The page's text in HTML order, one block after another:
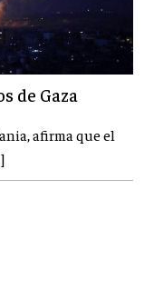
de Gaza
afirma que el